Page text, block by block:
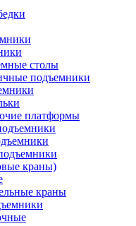
столы
подъемники
платформы
краны)
краны